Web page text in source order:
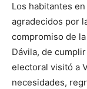
Los habitantes
agradecidos por
compromiso de
Dávila, de
electoral visitó a
necesidades,